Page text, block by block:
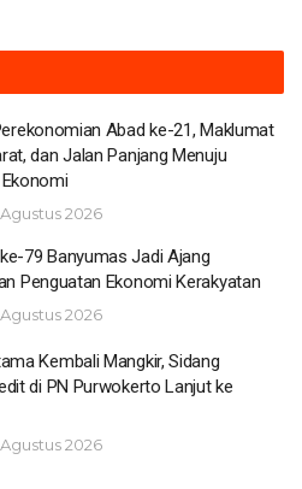
Abad ke-21, Maklumat
dan Jalan Panjang Menuju
2026
79 Banyumas Jadi Ajang
Penguatan Ekonomi Kerakyatan
2026
Kembali Mangkir, Sidang
di PN Purwokerto Lanjut ke
2026